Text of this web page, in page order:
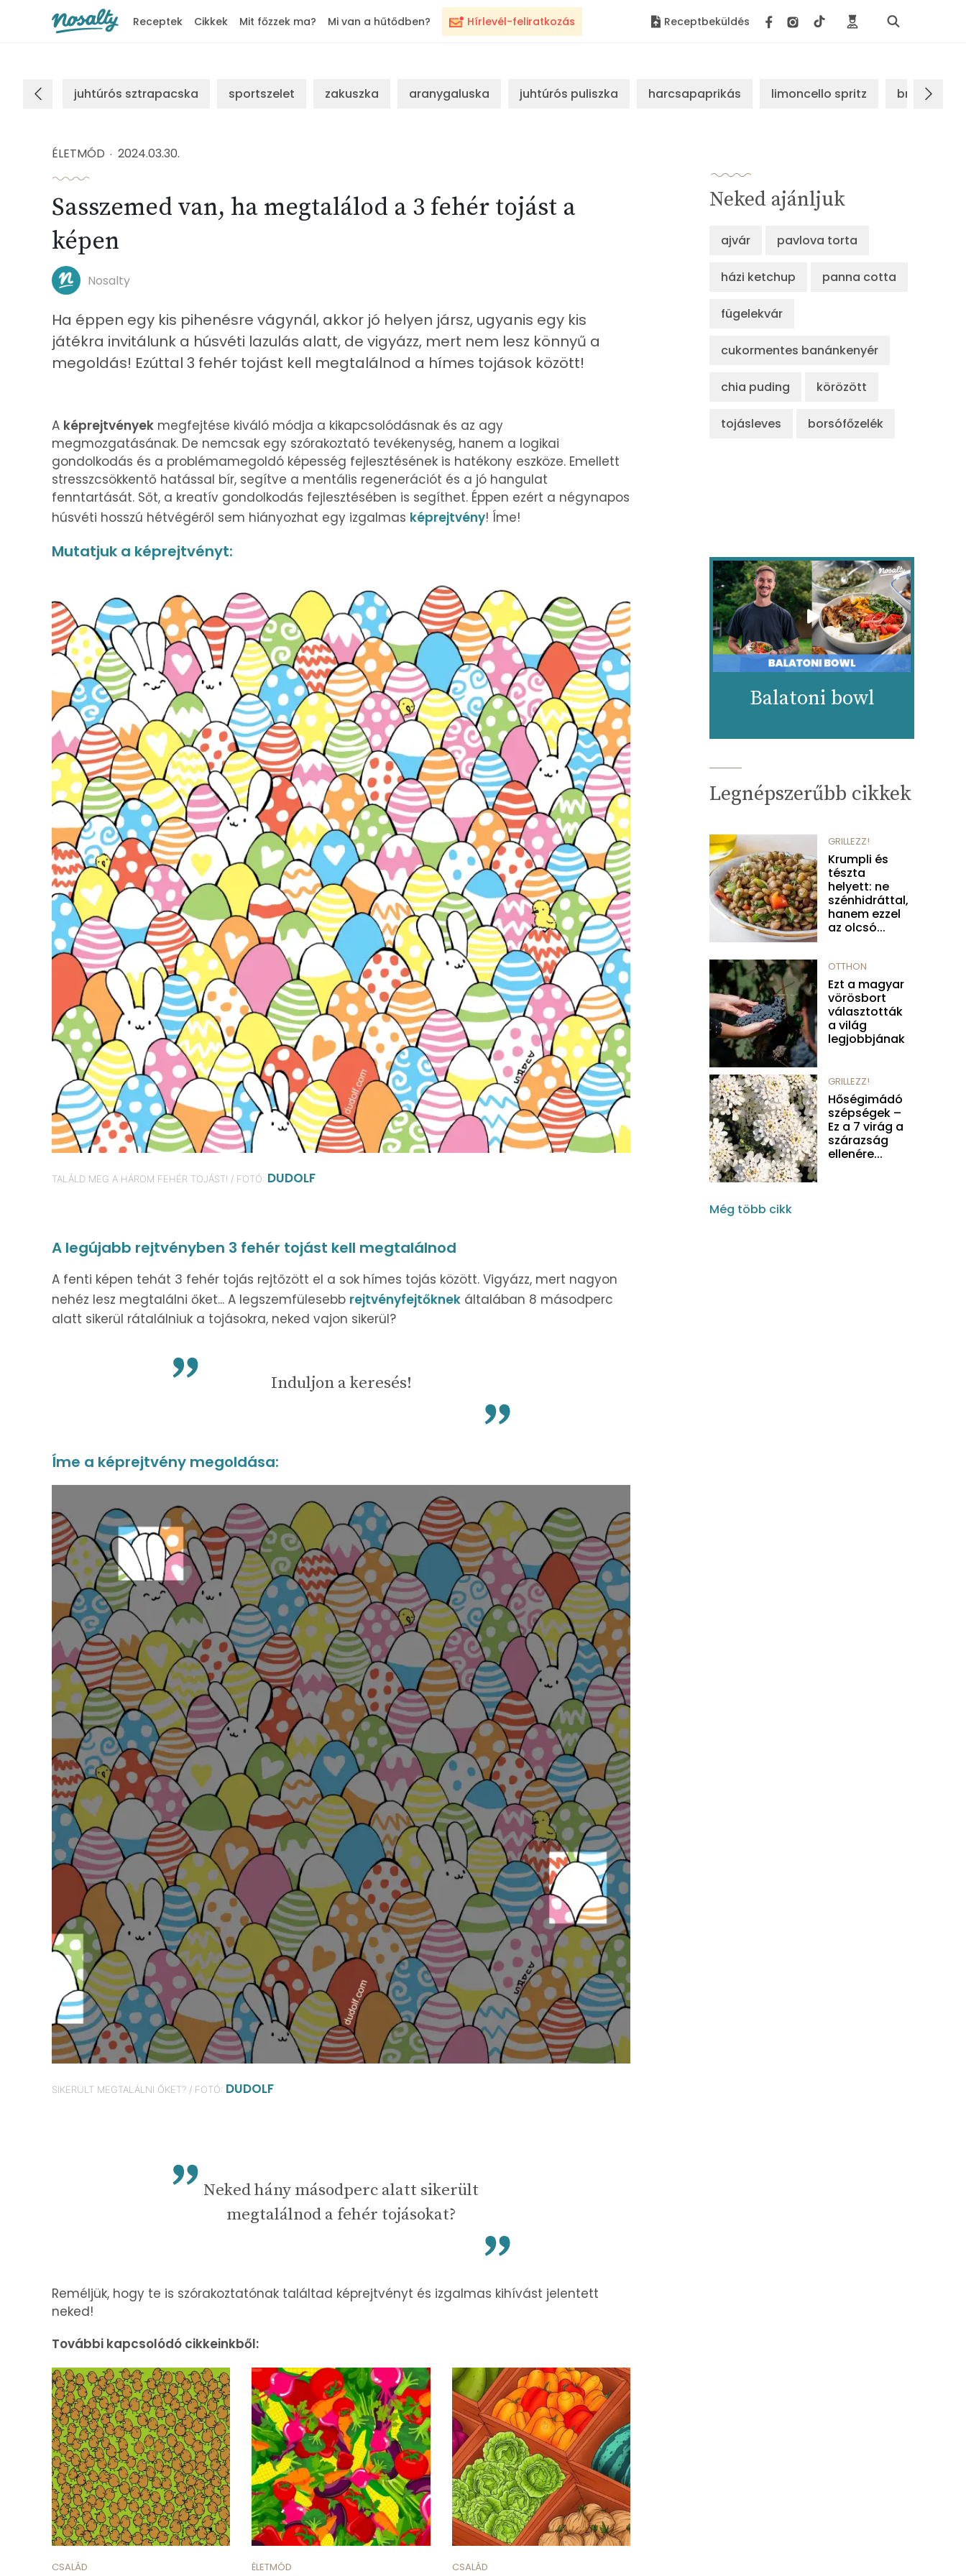
Hírlevél-feliratkozás
Receptek Cikkek Mit főzzek ma? Mi van a hűtődben? Receptbeküldés
juhtúrós sztrapacska sportszelet zakuszka aranygaluska juhtúrós puliszka harcsapaprikás limoncello spritz brassói
ÉLETMÓD 2024.03.30.
Sasszemed van, ha megtalálod a 3 fehér tojást a
képen
Nosalty
Ha éppen egy kis pihenésre vágynál, akkor jó helyen jársz, ugyanis egy kis
játékra invitálunk a húsvéti lazulás alatt, de vigyázz, mert nem lesz könnyű a
megoldás! Ezúttal 3 fehér tojást kell megtalálnod a hímes tojások között!
A képrejtvények megfejtése kiváló módja a kikapcsolódásnak és az agy
megmozgatásának. De nemcsak egy szórakoztató tevékenység, hanem a logikai
gondolkodás és a problémamegoldó képesség fejlesztésének is hatékony eszköze. Emellett
stresszcsökkentő hatással bír, segítve a mentális regenerációt és a jó hangulat
fenntartását. Sőt, a kreatív gondolkodás fejlesztésében is segíthet. Éppen ezért a négynapos
húsvéti hosszú hétvégéről sem hiányozhat egy izgalmas képrejtvény! Íme!
Mutatjuk a képrejtvényt:
TALÁLD MEG A HÁROM FEHÉR TOJÁST! / FOTÓ: DUDOLF
A legújabb rejtvényben 3 fehér tojást kell megtalálnod
A fenti képen tehát 3 fehér tojás rejtőzött el a sok hímes tojás között. Vigyázz, mert nagyon
nehéz lesz megtalálni őket... A legszemfülesebb rejtvényfejtőknek általában 8 másodperc
alatt sikerül rátalálniuk a tojásokra, neked vajon sikerül?
Induljon a keresés!
Íme a képrejtvény megoldása:
SIKERÜLT MEGTALÁLNI ŐKET? / FOTÓ: DUDOLF
Neked hány másodperc alatt sikerült
megtalálnod a fehér tojásokat?
Reméljük, hogy te is szórakoztatónak találtad képrejtvényt és izgalmas kihívást jelentett
neked!
További kapcsolódó cikkeinkből:
CSALÁD ÉLETMÓD CSALÁD
Neked ajánljuk
ajvár pavlova torta
házi ketchup panna cotta
fügelekvár
cukormentes banánkenyér
chia puding körözött
tojásleves borsófőzelék
Balatoni bowl
Legnépszerűbb cikkek
GRILLEZZ!
Krumpli és
tészta
helyett: ne
szénhidráttal,
hanem ezzel
az olcsó...
OTTHON
Ezt a magyar
vörösbort
választották
a világ
legjobbjának
GRILLEZZ!
Hőségimádó
szépségek –
Ez a 7 virág a
szárazság
ellenére...
Még több cikk